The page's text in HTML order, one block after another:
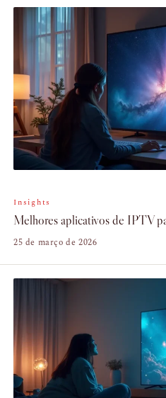
Insights
Melhores aplicativos de IPTV
25 de março de 2026